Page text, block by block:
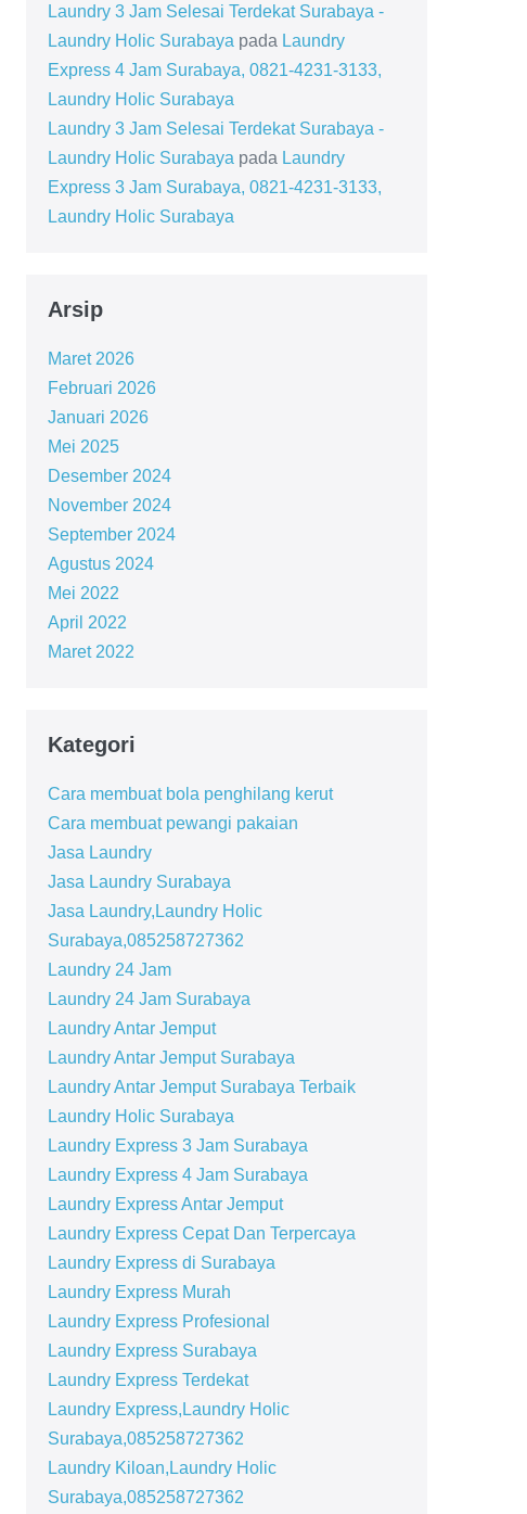
Laundry 3 Jam Selesai Terdekat Surabaya -
Laundry Holic Surabaya pada Laundry
Express 4 Jam Surabaya, 0821-4231-3133,
Laundry Holic Surabaya
Laundry 3 Jam Selesai Terdekat Surabaya -
Laundry Holic Surabaya pada Laundry
Express 3 Jam Surabaya, 0821-4231-3133,
Laundry Holic Surabaya
Arsip
Maret 2026
Februari 2026
Januari 2026
Mei 2025
Desember 2024
November 2024
September 2024
Agustus 2024
Mei 2022
April 2022
Maret 2022
Kategori
Cara membuat bola penghilang kerut
Cara membuat pewangi pakaian
Jasa Laundry
Jasa Laundry Surabaya
Jasa Laundry,Laundry Holic
Surabaya,085258727362
Laundry 24 Jam
Laundry 24 Jam Surabaya
Laundry Antar Jemput
Laundry Antar Jemput Surabaya
Laundry Antar Jemput Surabaya Terbaik
Laundry Holic Surabaya
Laundry Express 3 Jam Surabaya
Laundry Express 4 Jam Surabaya
Laundry Express Antar Jemput
Laundry Express Cepat Dan Terpercaya
Laundry Express di Surabaya
Laundry Express Murah
Laundry Express Profesional
Laundry Express Surabaya
Laundry Express Terdekat
Laundry Express,Laundry Holic
Surabaya,085258727362
Laundry Kiloan,Laundry Holic
Surabaya,085258727362